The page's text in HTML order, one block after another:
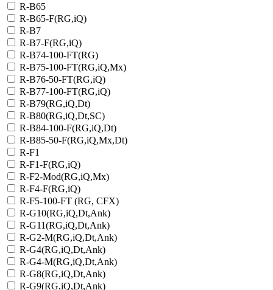
R-B65
R-B65-F(RG,iQ)
R-B7
R-B7-F(RG,iQ)
R-B74-100-FT(RG)
R-B75-100-FT(RG,iQ,Mx)
R-B76-50-FT(RG,iQ)
R-B77-100-FT(RG,iQ)
R-B79(RG,iQ,Dt)
R-B80(RG,iQ,Dt,SC)
R-B84-100-F(RG,iQ,Dt)
R-B85-50-F(RG,iQ,Mx,Dt)
R-F1
R-F1-F(RG,iQ)
R-F2-Mod(RG,iQ,Mx)
R-F4-F(RG,iQ)
R-F5-100-FT (RG, CFX)
R-G10(RG,iQ,Dt,Ank)
R-G11(RG,iQ,Dt,Ank)
R-G2-M(RG,iQ,Dt,Ank)
R-G4(RG,iQ,Dt,Ank)
R-G4-M(RG,iQ,Dt,Ank)
R-G8(RG,iQ,Dt,Ank)
R-G9(RG,iQ,Dt,Ank)